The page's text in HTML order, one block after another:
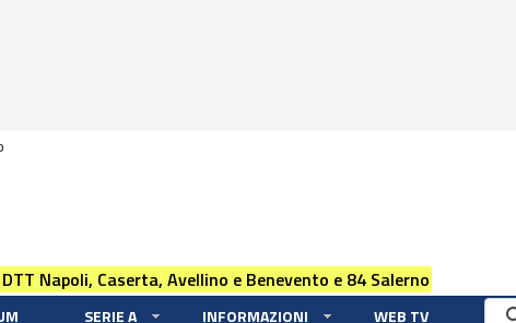
Napoli, Caserta, Avellino e Benevento e 84 Salerno
SERIE A INFORMAZIONI WEB TV